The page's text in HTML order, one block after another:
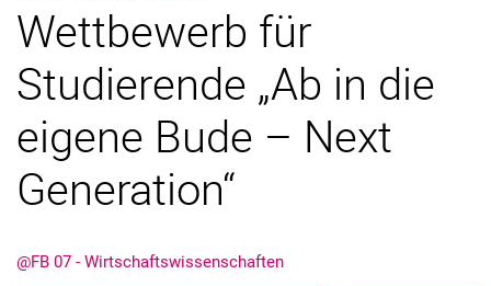
Aktuelles
Stellenangebote
Wettbewerb für
Studierende „Ab in die
eigene Bude – Next
Generation“
@FB 07 - Wirtschaftswissenschaften